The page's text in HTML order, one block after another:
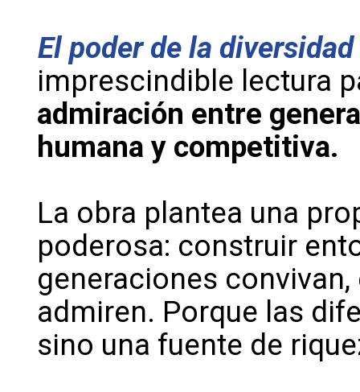
El poder de la
imprescindible lectura
admiración entre
humana y competitiva.
La obra plantea una
poderosa: construir
generaciones
admiren. Porque las
sino una fuente de